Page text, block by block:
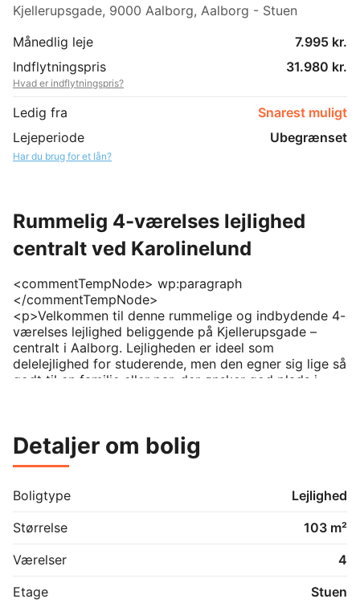
Kjellerupsgade, 9000 Aalborg, Aalborg - Stuen
Månedlig leje
7.995 kr.
Indflytningspris
31.980 kr.
Hvad er indflytningspris?
Ledig fra
Snarest muligt
Lejeperiode
Ubegrænset
Har du brug for et lån?
Rummelig 4-værelses lejlighed
centralt ved Karolinelund
<commentTempNode> wp:paragraph
</commentTempNode>
<p>Velkommen til denne rummelige og indbydende 4-
værelses lejlighed beliggende på Kjellerupsgade –
centralt i Aalborg. Lejligheden er ideel som
delelejlighed for studerende, men den egner sig lige så
godt til en familie eller par, der ønsker god plads i
<commentTempNode> wp:paragraph
<p>Lejligheden byder på hele fire regulære værelser,
hvilket giver mange muligheder for at indrette både
soveværelser, kontor eller fællesrum. Den gode
har et godt lysindfald. Køkken og badeværelse
generel indbydende atmosfære.</p>
Detaljer om bolig
Boligtype
Lejlighed
Størrelse
103 m²
Værelser
4
Etage
Stuen